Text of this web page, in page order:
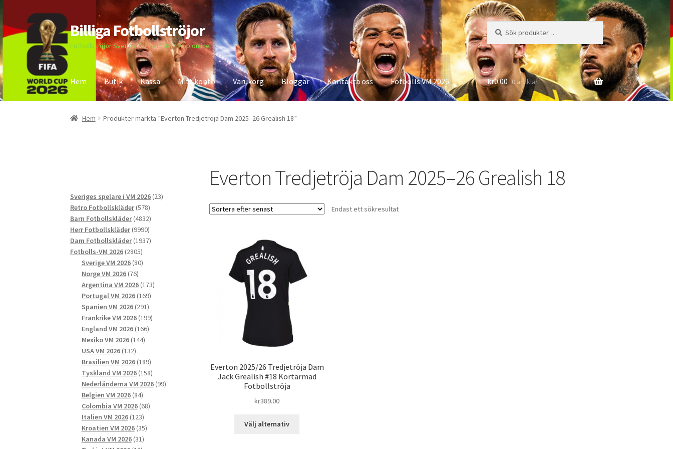
Hoppa
till
navigering
Hoppa
till
innehåll
Billiga Fotbollströjor
Fotbollströjor Sverige för Herr Barn Köp online
Sök
efter:
Sök
Hem Butik Kassa Mitt konto Varukorg Bloggar Kontakta oss Fotbolls VM 2026
Hem Bloggar Butik Kassa Kontakta oss Mitt konto Storleksguiden
kr0.00 0 artiklar
Hem Produkter märkta ”Everton Tredjetröja Dam 2025–26 Grealish 18”
Everton Tredjetröja Dam 2025–26 Grealish 18
Endast ett sökresultat
Everton 2025/26 Tredjetröja Dam
Jack Grealish #18 Kortärmad
Fotbollströja
kr389.00
Välj alternativ
Sveriges spelare i VM 2026 2323
Retro Fotbollskläder 578578
produkter
Barn Fotbollskläder 48324832
produkter
Herr Fotbollskläder 99909990
produkter
Dam Fotbollskläder 19371937
Fotbolls-VM 2026 28052805
produkter
Sverige VM 2026 8080
Norge VM 2026 7676
produkter
Argentina VM 2026 173173
Portugal VM 2026 169169
produkter
Spanien VM 2026 291291
produkter
Frankrike VM 2026 199199
England VM 2026 166166
Mexiko VM 2026 144144
USA VM 2026 132132
produkter
Brasilien VM 2026 189189
produkter
Tyskland VM 2026 158158
produkter
Nederländerna VM 2026 9999
Belgien VM 2026 8484
produkter
Colombia VM 2026 6868
Italien VM 2026 123123
produkter
Kroatien VM 2026 3535
Kanada VM 2026 3131